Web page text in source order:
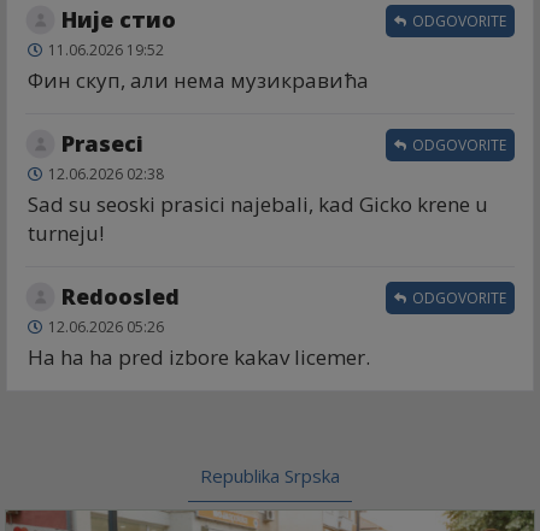
Није стио
11.06.2026 19:52
Фин скуп, али нема музикравића
ODGOVORITE
Praseci
12.06.2026 02:38
Sad su seoski prasici najebali, kad Gicko krene u
turneju!
ODGOVORITE
Redoosled
12.06.2026 05:26
Ha ha ha pred izbore kakav licemer.
ODGOVORITE
Republika Srpska